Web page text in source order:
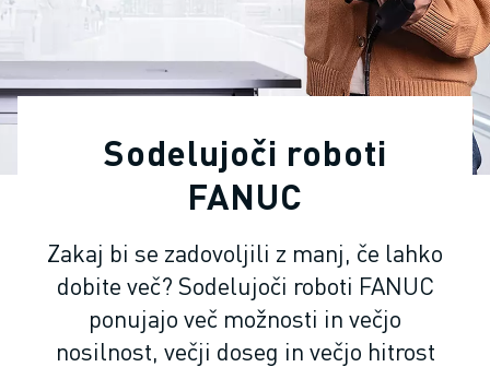
INDUSTRIJSKI ROBOTI
KRMILNIKI ROBOTOV
DODATKI ZA ROBOTE
PROGRAMSKA OPREMA ROBOTOV
PROGRAMSKA OPREMA ZA SIMULACIJO
IZDELKI ZA IZOBRAŽEVALNO ROBOTIKO
AVTOMATIZACIJA ROBOTOV
ROBOTI ZA OBLOČNO VARJENJE
ČLENKASTI ROBOTI
SERIJA ARC MATE
SERIJA M-900
Sodelujoči roboti
FANUC
Zakaj bi se zadovoljili z manj, če lahko
dobite več? Sodelujoči roboti FANUC
ponujajo več možnosti in večjo
nosilnost, večji doseg in večjo hitrost